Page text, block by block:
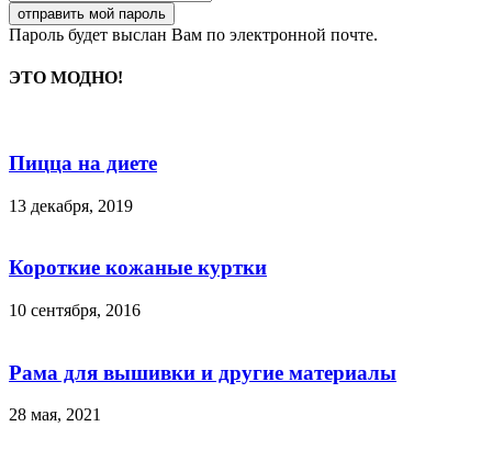
Пароль будет выслан Вам по электронной почте.
ЭТО МОДНО!
Пицца на диете
13 декабря, 2019
Короткие кожаные куртки
10 сентября, 2016
Рама для вышивки и другие материалы
28 мая, 2021